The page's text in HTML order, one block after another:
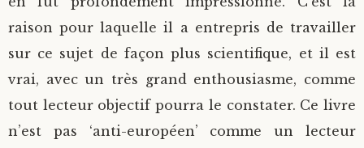
raison pour laquelle il a entrepris de travailler
sur ce sujet de façon plus scientifique, et il est
vrai, avec un très grand enthousiasme, comme
tout lecteur objectif pourra le constater. Ce livre
n’est pas ‘anti-européen’ comme un lecteur